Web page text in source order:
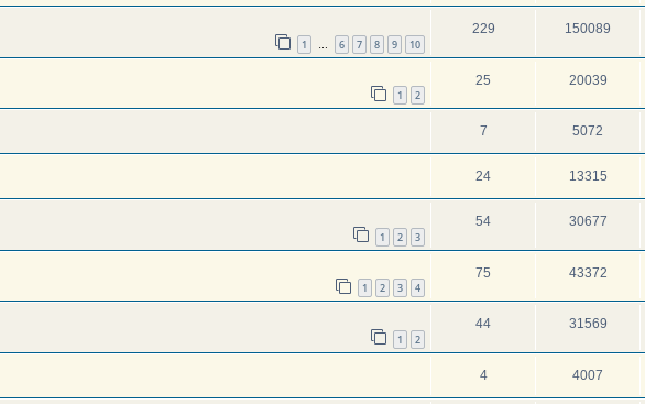
1 … 6 7 8 9 10
229 150089
1 2
25 20039
7 5072
24 13315
1 2 3
54 30677
1 2 3 4
75 43372
1 2
44 31569
4 4007